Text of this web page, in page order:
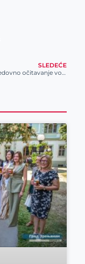
SLEDEĆE
Prvo redovno očitavanje vodomera